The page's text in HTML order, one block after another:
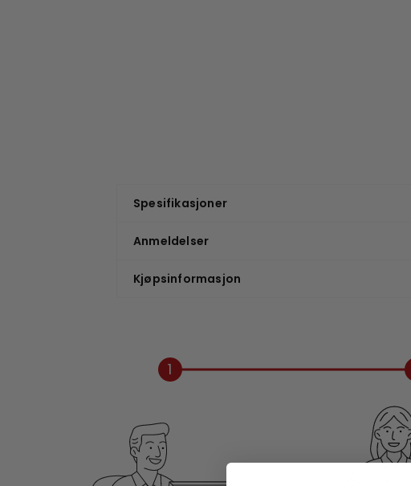
Spesifikasjoner
Anmeldelser
Kjøpsinformasjon
1